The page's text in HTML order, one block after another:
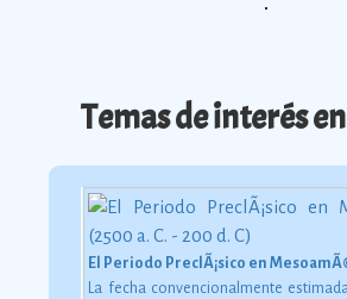
Temas de interés
El Periodo PreclÃ¡sico en
La fecha convencionalmente